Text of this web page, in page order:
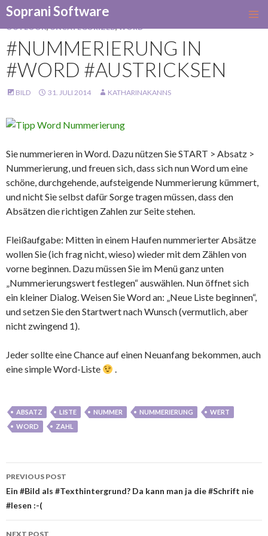
Soprani Software
CONTENT
OUTLOOK,UNCATEGORIZED,WORD
#NUMMERIERUNG IN
#WORD #AUSTRICKSEN
BILD 31. JULI 2014 KATHARINAKANNS
Sie nummerieren in Word. Dazu nützen Sie START > Absatz >
Nummerierung, und freuen sich, dass sich nun Word um eine
schöne, durchgehende, aufsteigende Nummerierung kümmert,
und nicht Sie selbst dafür Sorge tragen müssen, dass den
Absätzen die richtigen Zahlen zur Seite stehen.
Fleißaufgabe: Mitten in einem Haufen nummerierter Absätze
wollen Sie (ich frag nicht, wieso) wieder mit dem Zählen von
vorne beginnen. Dazu müssen Sie im Menü ganz unten
„Nummerierungswert festlegen“ auswählen. Nun öffnet sich
ein kleiner Dialog. Weisen Sie Word an: „Neue Liste beginnen“,
und setzen Sie den Startwert nach Wunsch (vermutlich, aber
nicht zwingend 1).
Jeder sollte eine Chance auf einen Neuanfang bekommen, auch
eine simple Word-Liste
.
ABSATZ LISTE NUMMER NUMMERIERUNG
WERT
WORD
ZAHL
Post
navigation
PREVIOUS POST
Ein #Bild als #Texthintergrund? Da kann man ja die #Schrift nie
#lesen :-(
NEXT POST